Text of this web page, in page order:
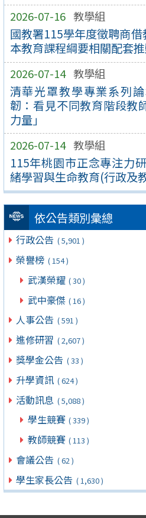
2026-07-16 教學組
國教署115學年度徵聘商
本教育課程綱要相關配套
2026-07-14 教學組
清華光罩教學專業系列
韌：看見不同教育階段教
力量」
2026-07-14 教學組
115年桃園市正念專注力
緒學習與生命教育(行政及
依公告類別彙總
行政公告 ( 5,901 )
榮譽榜 ( 154 )
武漢榮耀 ( 30 )
武中豪傑 ( 16 )
人事公告 ( 591 )
進修研習 ( 2,607 )
獎學金公告 ( 33 )
升學資訊 ( 624 )
活動訊息 ( 5,088 )
學生競賽 ( 339 )
教師競賽 ( 113 )
會議公告 ( 62 )
學生家長公告 ( 1,630 )